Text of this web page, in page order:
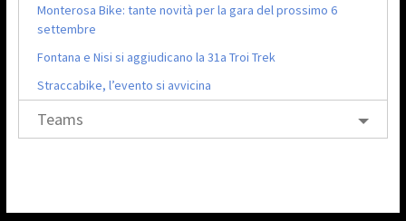
Monterosa Bike: tante novità per la gara del prossimo 6
settembre
Fontana e Nisi si aggiudicano la 31a Troi Trek
Straccabike, l’evento si avvicina
Teams